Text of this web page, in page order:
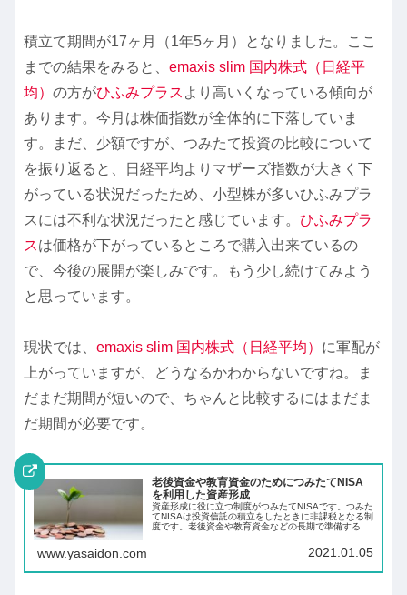
積立て期間が17ヶ月（1年5ヶ月）となりました。ここ
までの結果をみると、 emaxis slim 国内株式（日経平
均） の方がひふみプラス より高いくなっている傾向が
あります。今月は株価指数が全体的に下落していま
す。まだ、少額ですが、つみたて投資の比較について
を振り返ると、日経平均よりマザーズ指数が大きく下
がっている状況だったため、小型株が多いひふみプラ
スには不利な状況だったと感じています。 ひふみプラ
スは価格が下がっているところで購入出来ているの
で、今後の展開が楽しみです。もう少し続けてみよう
と思っています。
現状では、 emaxis slim 国内株式（日経平均） に軍配が
上がっていますが、どうなるかわからないですね。ま
だまだ期間が短いので、ちゃんと比較するにはまだま
だ期間が必要です。
老後資金や教育資金のためにつみたてNISA
を利用した資産形成
資産形成に役に立つ制度がつみたてNISAです。つみた
てNISAは投資信託の積立をしたときに非課税となる制
度です。老後資金や教育資金などの長期で準備する必
www.yasaidon.com 2021.01.05